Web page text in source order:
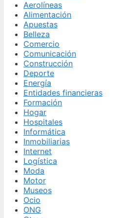
Aerolíneas
Alimentación
Apuestas
Belleza
Comercio
Comunicación
Construcción
Deporte
Energía
Entidades financieras
Formación
Hogar
Hospitales
Informática
Inmobiliarias
Internet
Logística
Moda
Motor
Museos
Ocio
ONG